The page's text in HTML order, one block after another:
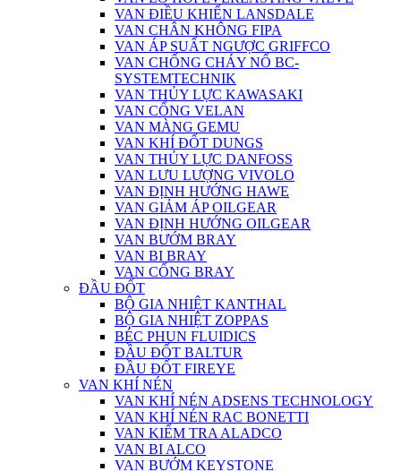
VAN ĐIỀU KHIỂN LANSDALE
VAN CHÂN KHÔNG FIPA
VAN ÁP SUẤT NGƯỢC GRIFFCO
VAN CHỐNG CHÁY NỔ BC-
SYSTEMTECHNIK
VAN THỦY LỰC KAWASAKI
VAN CỔNG VELAN
VAN MÀNG GEMU
VAN KHÍ ĐỐT DUNGS
VAN THỦY LỰC DANFOSS
VAN LƯU LƯỢNG VIVOLO
VAN ĐỊNH HƯỚNG HAWE
VAN GIẢM ÁP OILGEAR
VAN ĐỊNH HƯỚNG OILGEAR
VAN BƯỚM BRAY
VAN BI BRAY
VAN CỔNG BRAY
ĐẦU ĐỐT
BỘ GIA NHIỆT KANTHAL
BỘ GIA NHIỆT ZOPPAS
BÉC PHUN FLUIDICS
ĐẦU ĐỐT BALTUR
ĐẦU ĐỐT FIREYE
VAN KHÍ NÉN
VAN KHÍ NÉN ADSENS TECHNOLOGY
VAN KHÍ NÉN RAC BONETTI
VAN KIỂM TRA ALADCO
VAN BI ALCO
VAN BƯỚM KEYSTONE